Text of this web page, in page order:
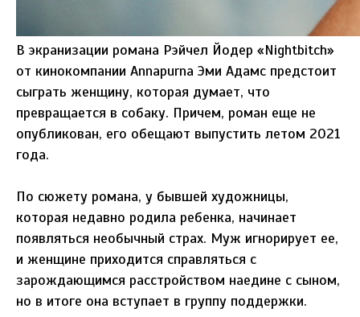
В экранизации романа Рэйчел Йодер «Nightbitch»
от кинокомпании Annapurna Эми Адамс предстоит
сыграть женщину, которая думает, что
превращается в собаку. Причем, роман еще не
опубликован, его обещают выпустить летом 2021
года.
По сюжету романа, у бывшей художницы,
которая недавно родила ребенка, начинает
появляться необычный страх. Муж игнорирует ее,
и женщине приходится справляться с
зарождающимся расстройством наедине с сыном,
но в итоге она вступает в группу поддержки.